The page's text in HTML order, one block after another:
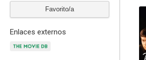
Favorito/a
Enlaces externos